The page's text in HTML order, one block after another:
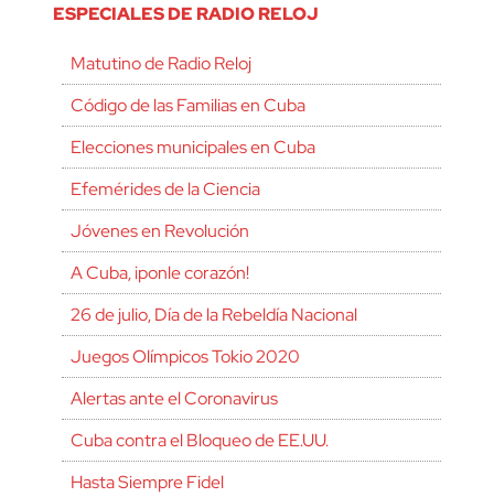
ESPECIALES DE RADIO RELOJ
Matutino de Radio Reloj
Código de las Familias en Cuba
Elecciones municipales en Cuba
Efemérides de la Ciencia
Jóvenes en Revolución
A Cuba, ¡ponle corazón!
26 de julio, Día de la Rebeldía Nacional
Juegos Olímpicos Tokio 2020
Alertas ante el Coronavirus
Cuba contra el Bloqueo de EE.UU.
Hasta Siempre Fidel